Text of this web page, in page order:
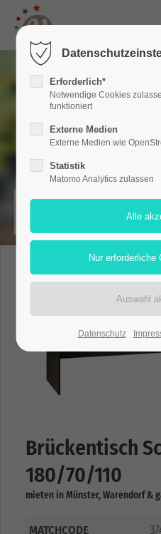
Brückentisch
180/70/110
mieten in Münster, Warendorf &
MATCHCODE
Erforderlich*
Notwendige Cookies
funktioniert
Externe Medien
Externe Medien wie
Statistik
Matomo Analytics zulassen
Datenschutz